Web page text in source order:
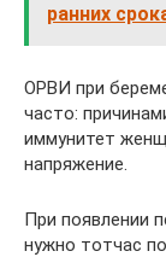
ранних
ОРВИ при
часто:
иммунитет
напряжение.
При появлении
нужно тотчас